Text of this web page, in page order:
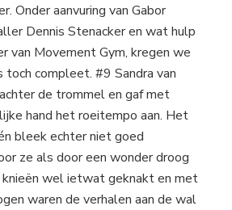
Onder aanvuring van Gabor
Dennis Stenacker en wat hulp
van Movement Gym, kregen we
compleet. #9 Sandra van
de trommel en gaf met
hand het roeitempo aan. Het
bleek echter niet goed
ze als door een wonder droog
wel ietwat geknakt en met
waren de verhalen aan de wal